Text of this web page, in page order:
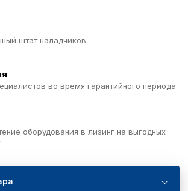
штат наладчиков
во время гарантийного периода
оборудования в лизинг на выгодных